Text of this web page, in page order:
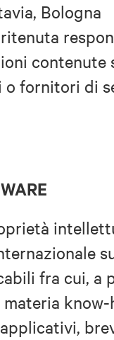
Bologna
contenute
o fornitori di
fra cui, a
know-